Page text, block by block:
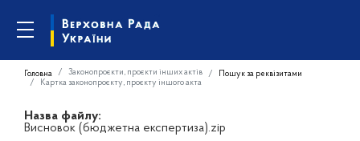
Головна Законопроєкти, проєкти інших актів
Пошук за реквізитами
Картка законопроєкту, проєкту іншого акта
Назва файлу:
Висновок (бюджетна експертиза).zip